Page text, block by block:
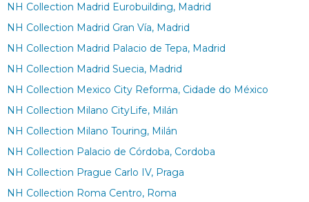
NH Collection Madrid Eurobuilding, Madrid
NH Collection Madrid Gran Vía, Madrid
NH Collection Madrid Palacio de Tepa, Madrid
NH Collection Madrid Suecia, Madrid
NH Collection Mexico City Reforma, Cidade do México
NH Collection Milano CityLife, Milán
NH Collection Milano Touring, Milán
NH Collection Palacio de Córdoba, Cordoba
NH Collection Prague Carlo IV, Praga
NH Collection Roma Centro, Roma